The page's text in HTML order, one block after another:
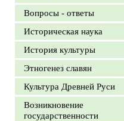
Вопросы - ответы
Историческая наука
История культуры
Этногенез славян
Культура Древней Руси
Возникновение
государственности